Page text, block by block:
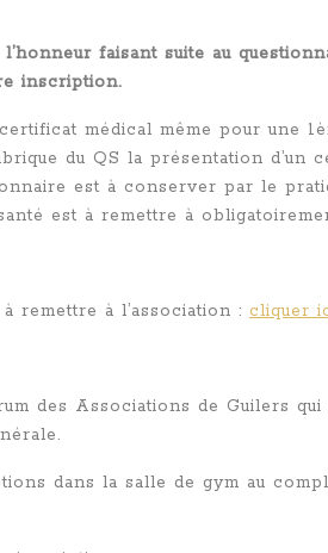
faisant suite au
inscription.
médical même pour une
du QS la présentation
est à conserver par le
est à remettre à
remettre à l’association : cliquer
des Associations de Guilers qui
.
dans la salle de gym au